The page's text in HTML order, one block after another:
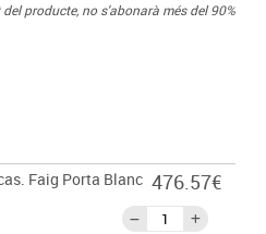
producte, no s'abonarà més del 90%
Faig Porta Blanc 476.57€